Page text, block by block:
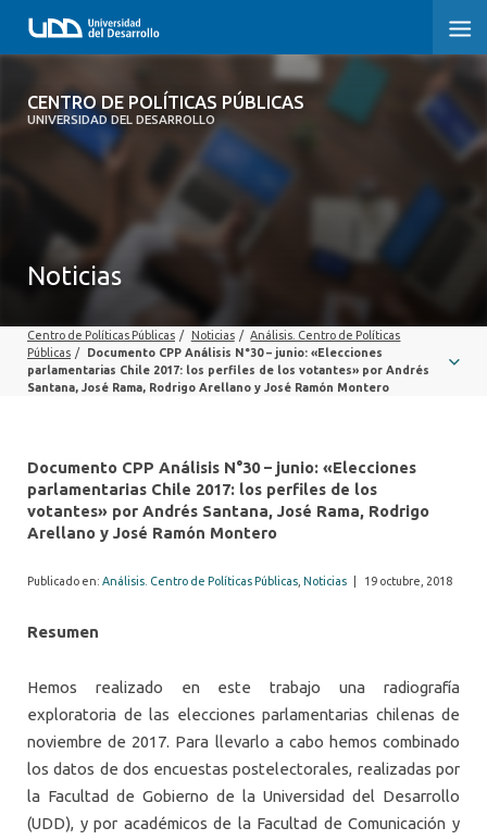
CENTRO DE POLÍTICAS PÚBLICAS
UNIVERSIDAD DEL DESARROLLO
CENTRO DE POLÍTICAS PÚBLICAS
DOCUMENTOS DE TRABAJO
Noticias
Centro de Políticas Públicas / Noticias / Análisis. Centro de Políticas
Públicas /
Documento CPP Análisis N°30 – junio: «Elecciones
parlamentarias Chile 2017: los perfiles de los votantes» por Andrés
Santana, José Rama, Rodrigo Arellano y José Ramón Montero
Documento CPP Análisis N°30 – junio: «Elecciones
parlamentarias Chile 2017: los perfiles de los
votantes» por Andrés Santana, José Rama, Rodrigo
Arellano y José Ramón Montero
Publicado en: Análisis. Centro de Políticas Públicas Noticias 19 octubre, 2018
Resumen
Hemos realizado en este trabajo una radiografía
exploratoria de las elecciones parlamentarias chilenas de
noviembre de 2017. Para llevarlo a cabo hemos combinado
los datos de dos encuestas postelectorales, realizadas por
la Facultad de Gobierno de la Universidad del Desarrollo
(UDD), y por académicos de la Facultad de Comunicación y